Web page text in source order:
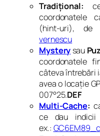
Tradițional:
coordonatele
(hint-uri),
vernescu
Mystery sau
coordonatele
câteva întrebări
avea o locație
007°25.DEF
Multi-Cache:
ce dau indicii
ex.: